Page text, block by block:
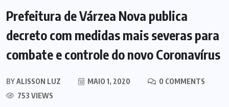
Prefeitura de Várzea Nova publica
decreto com medidas mais severas para
combate e controle do novo Coronavírus
BYALISSON LUZ MAIO 1, 2020
0 COMMENTS
753 VIEWS